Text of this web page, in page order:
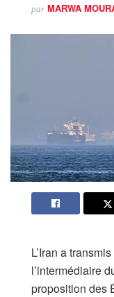
par MARWA
L’Iran a
l’intermédiaire
proposition des